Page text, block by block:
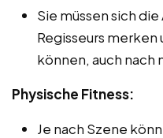
Sie müssen sich
Regisseurs
können, auch
Physische Fitness:
Je nach Szene